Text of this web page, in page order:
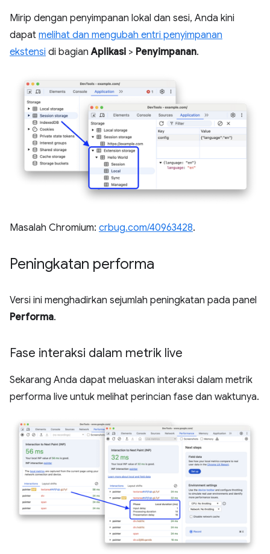
Mirip dengan penyimpanan lokal dan sesi, Anda kini
dapat melihat dan mengubah entri penyimpanan
ekstensi di bagianAplikasi > Penyimpanan.
Masalah Chromium: crbug.com/40963428.
Peningkatan performa
Versi ini menghadirkan sejumlah peningkatan pada panel
Performa.
Fase interaksi dalam metrik live
Sekarang Anda dapat meluaskan interaksi dalam metrik
performa live untuk melihat perincian fase dan waktunya.